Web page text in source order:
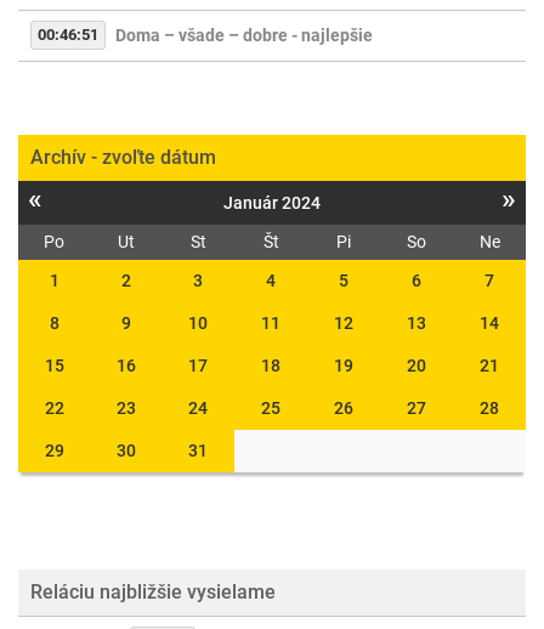
00:46:51 Doma – všade – dobre - najlepšie
Archív - zvoľte dátum
« Január 2024 »
Po Ut St Št Pi So
Ne
1
2 3 4 5 6 7
8 9 10 11 12 13 14
15 16 17 18 19 20 21
22 23 24 25 26 27 28
29 30 31
Reláciu najbližšie vysielame